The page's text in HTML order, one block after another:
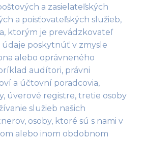
a zasielateľských
a poisťovateľských služieb,
ktorým je prevádzkovateľ
údaje poskytnúť v zmysle
alebo oprávneného
audítori, právni
a účtovní poradcovia,
úverové registre, tretie osoby
služieb našich
osoby, ktoré sú s nami v
alebo inom obdobnom